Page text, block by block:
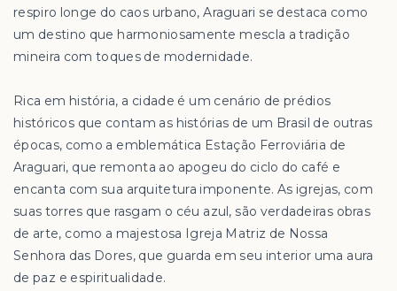
respiro longe do caos urbano, Araguari se destaca como
um destino que harmoniosamente mescla a tradição
mineira com toques de modernidade.
Rica em história, a cidade é um cenário de prédios
históricos que contam as histórias de um Brasil de outras
épocas, como a emblemática Estação Ferroviária de
Araguari, que remonta ao apogeu do ciclo do café e
encanta com sua arquitetura imponente. As igrejas, com
suas torres que rasgam o céu azul, são verdadeiras obras
de arte, como a majestosa Igreja Matriz de Nossa
Senhora das Dores, que guarda em seu interior uma aura
de paz e espiritualidade.